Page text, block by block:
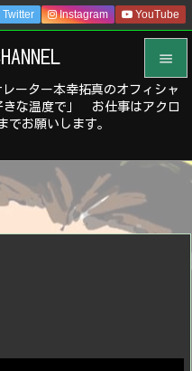
ーター本幸拓真のオフィシャ
な温度で」 お仕事はアクロ
でお願いします。


メニュ
サイド

Twitter Instagram YouTube